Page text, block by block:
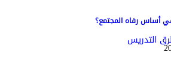
أساس رفاه المجتمع؟
التدريس